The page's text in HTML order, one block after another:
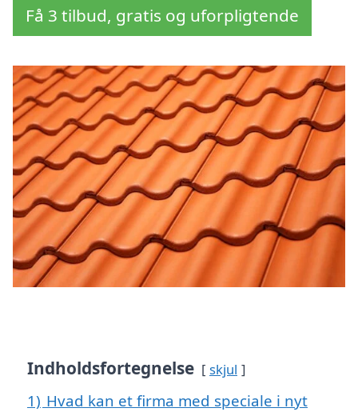
Få 3 tilbud, gratis og uforpligtende
Indholdsfortegnelse skjul
1) Hvad kan et firma med speciale i nyt